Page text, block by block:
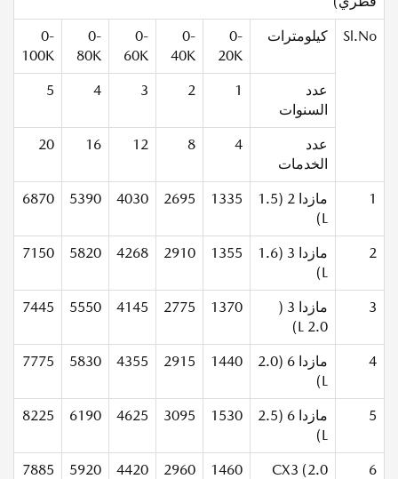
Sl.No كيلومترات
0-
20K
0-
40K
0-
60K
0-
80K
0-
100K
عدد
السنوات
1
2
3
4
5
عدد
الخدمات
4
8
12
16
20
1
مازدا 2 (1.5
L)
1335
2695
4030
5390
6870
2
مازدا 3 (1.6
L)
1355
2910
4268
5820
7150
3
مازدا 3 (
2.0 L)
1370
2775
4145
5550
7445
4
مازدا 6 (2.0
L)
1440
2915
4355
5830
7775
5
مازدا 6 (2.5
L)
1530
3095
4625
6190
8225
6
CX3 (2.0
1460
2960
4420
5920
7885